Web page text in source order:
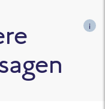
i